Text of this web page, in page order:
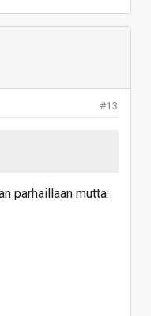
#13
parhaillaan mutta: